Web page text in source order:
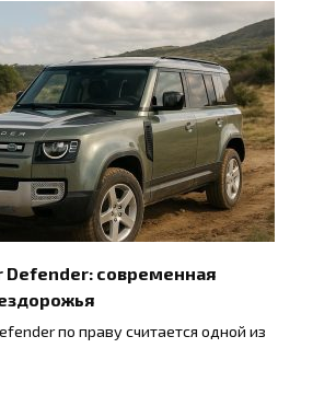
Defender: современная
по праву считается одной из